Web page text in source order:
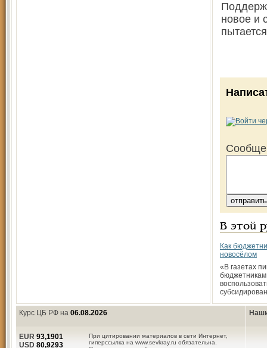
новое и
В этой
Как
новосёлом
«В газетах
Курс ЦБ РФ на 06.08.2026
При цитировании материалов в сети Интернет,
гиперссылка на www.sevkray.ru обязательна.
EUR 93,1901
USD 80,9293